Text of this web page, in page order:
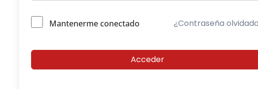
Mantenerme conectado ¿Contraseña
Acceder